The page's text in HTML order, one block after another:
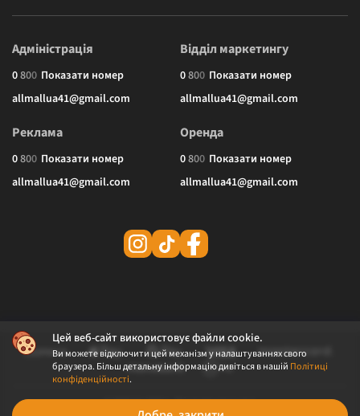
Цей веб-сайт використовує файли cookie.
Ви можете відключити цей механізм у налаштуваннях свого
браузера. Більш детальну інформацію дивіться в нашій Політиці
конфіденційності.
Адміністрація
0800 Показати номер
allmallua41@gmail.com
Відділ маркетингу
0800 Показати номер
allmallua41@gmail.com
Реклама
0800 Показати номер
allmallua41@gmail.com
Оренда
0800 Показати номер
allmallua41@gmail.com
© 2026 ALLMALL. Всі права захищені.